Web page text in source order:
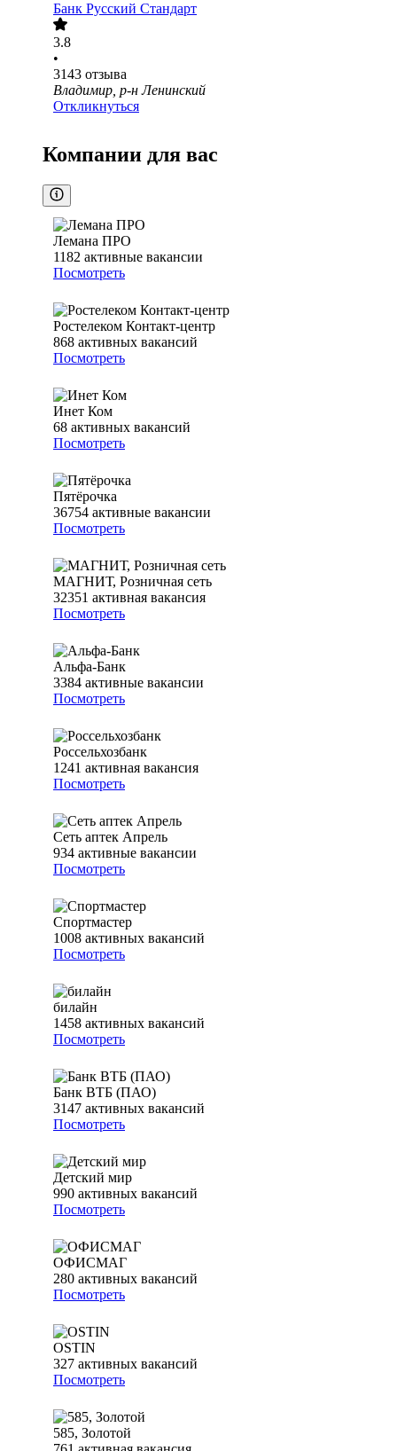
Банк Русский Стандарт
3.8
•
3143 отзыва
Владимир, р-н Ленинский
Откликнуться
Компании для вас
Лемана ПРО
1182 активные вакансии
Посмотреть
Ростелеком Контакт-центр
868 активных вакансий
Посмотреть
Инет Ком
68 активных вакансий
Посмотреть
Пятёрочка
36754 активные вакансии
Посмотреть
МАГНИТ, Розничная сеть
32351 активная вакансия
Посмотреть
Альфа-Банк
3384 активные вакансии
Посмотреть
Россельхозбанк
1241 активная вакансия
Посмотреть
Сеть аптек Апрель
934 активные вакансии
Посмотреть
Спортмастер
1008 активных вакансий
Посмотреть
билайн
1458 активных вакансий
Посмотреть
Банк ВТБ (ПАО)
3147 активных вакансий
Посмотреть
Детский мир
990 активных вакансий
Посмотреть
ОФИСМАГ
280 активных вакансий
Посмотреть
OSTIN
327 активных вакансий
Посмотреть
585, Золотой